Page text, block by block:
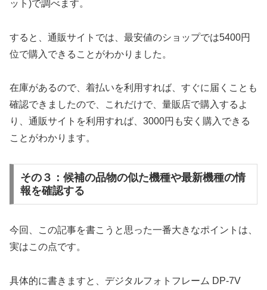
ット)で調べます。
すると、通販サイトでは、最安値のショップでは5400円
位で購入できることがわかりました。
在庫があるので、着払いを利用すれば、すぐに届くことも
確認できましたので、これだけで、量販店で購入するよ
り、通販サイトを利用すれば、3000円も安く購入できる
ことがわかります。
その３：候補の品物の似た機種や最新機種の情
報を確認する
今回、この記事を書こうと思った一番大きなポイントは、
実はこの点です。
具体的に書きますと、デジタルフォトフレーム DP-7V